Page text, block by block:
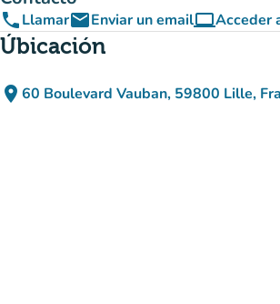
phoneLlamaremailEnviar un emailcomputerAcceder
Úbicación
place 60 Boulevard Vauban, 59800 Lille,
(abrir en Google
(nueva pestaña)